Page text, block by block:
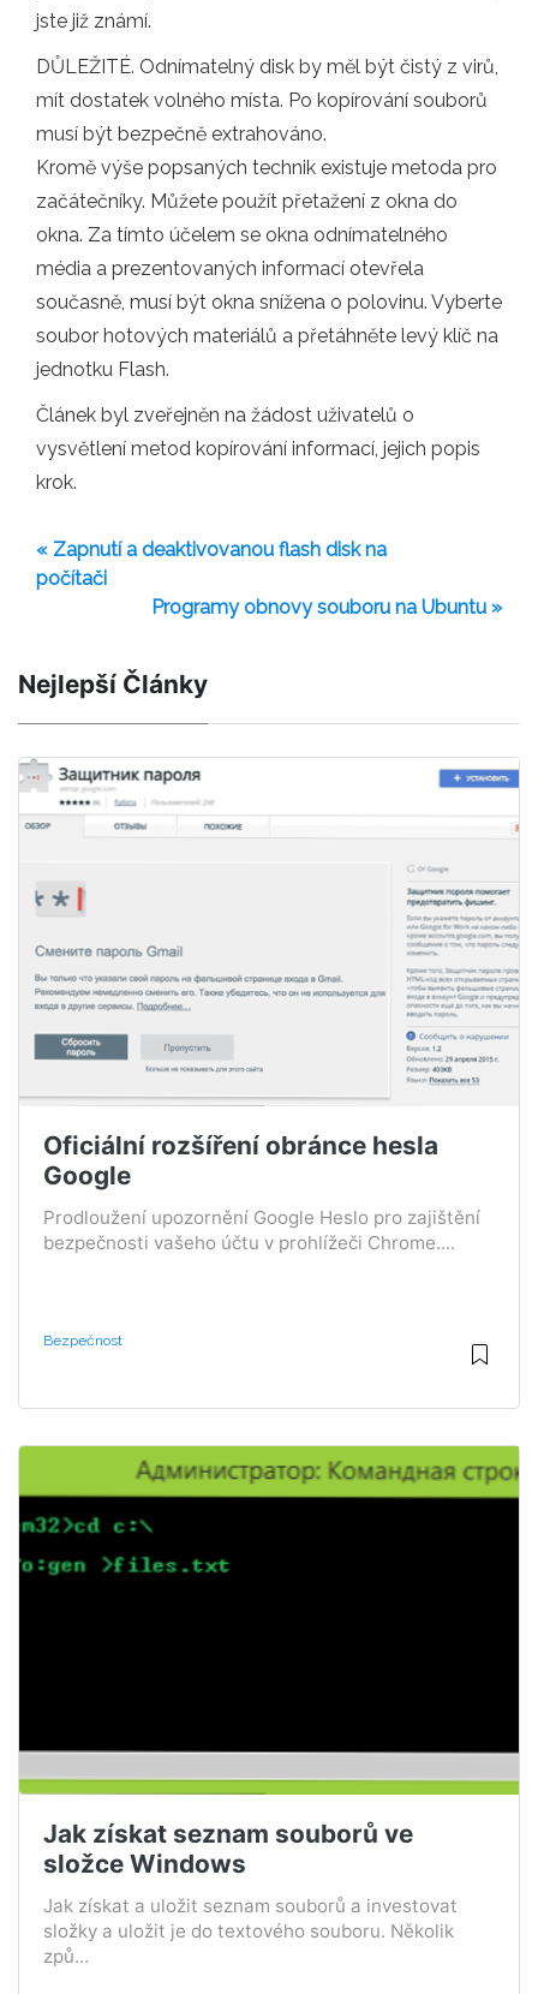
jste již známí.
DŮLEŽITÉ. Odnímatelný disk by měl být čistý z virů,
mít dostatek volného místa. Po kopírování souborů
musí být bezpečně extrahováno.
Kromě výše popsaných technik existuje metoda pro
začátečníky. Můžete použít přetažení z okna do
okna. Za tímto účelem se okna odnímatelného
média a prezentovaných informací otevřela
současně, musí být okna snížena o polovinu. Vyberte
soubor hotových materiálů a přetáhněte levý klíč na
jednotku Flash.
Článek byl zveřejněn na žádost uživatelů o
vysvětlení metod kopírování informací, jejich popis
krok.
« Zapnutí a deaktivovanou flash disk na
počítači
Programy obnovy souboru na Ubuntu »
Nejlepší Články
Oficiální rozšíření obránce hesla
Google
Prodloužení upozornění Google Heslo pro zajištění
bezpečnosti vašeho účtu v prohlížeči Chrome....
Bezpečnost
Jak získat seznam souborů ve
složce Windows
Jak získat a uložit seznam souborů a investovat
složky a uložit je do textového souboru. Několik
způ...